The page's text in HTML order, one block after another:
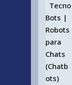
Tecno
Bots |
Robots
para
Chats
(Chatb
ots)